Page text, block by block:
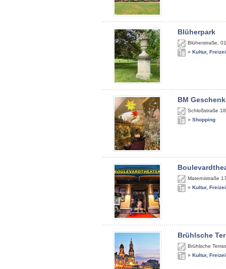
Blüherpark
Blüherstraße
» Kultur,
BM
Schloßstraße 18
» Shopping
Maternistraße
» Kultur,
Brühlsche
Brühlsche
» Kultur,